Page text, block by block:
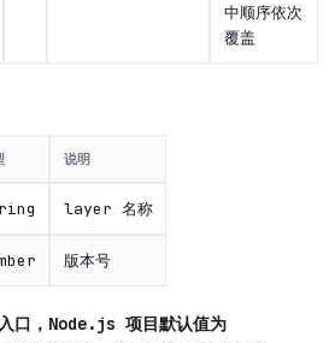
中顺序依次
覆盖
说明
layer 名称
版本号
口，Node.js 项目默认值为